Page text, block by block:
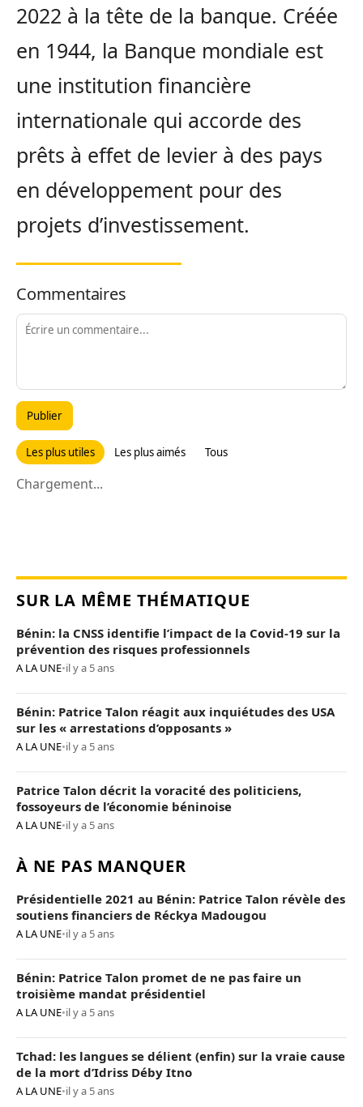
2022 à la tête de la banque. Créée
en 1944, la Banque mondiale est
une institution financière
internationale qui accorde des
prêts à effet de levier à des pays
en développement pour des
projets d’investissement.
Commentaires
Publier
Les plus utiles Les plus aimés Tous
Chargement...
SUR LA MÊME THÉMATIQUE
Bénin: la CNSS identifie l’impact de la Covid-19 sur la
prévention des risques professionnels
A LA UNE•il y a 5 ans
Bénin: Patrice Talon réagit aux inquiétudes des USA
sur les « arrestations d’opposants »
A LA UNE•il y a 5 ans
Patrice Talon décrit la voracité des politiciens,
fossoyeurs de l’économie béninoise
A LA UNE•il y a 5 ans
À NE PAS MANQUER
Présidentielle 2021 au Bénin: Patrice Talon révèle des
soutiens financiers de Réckya Madougou
A LA UNE•il y a 5 ans
Bénin: Patrice Talon promet de ne pas faire un
troisième mandat présidentiel
A LA UNE•il y a 5 ans
Tchad: les langues se délient (enfin) sur la vraie cause
de la mort d’Idriss Déby Itno
A LA UNE•il y a 5 ans